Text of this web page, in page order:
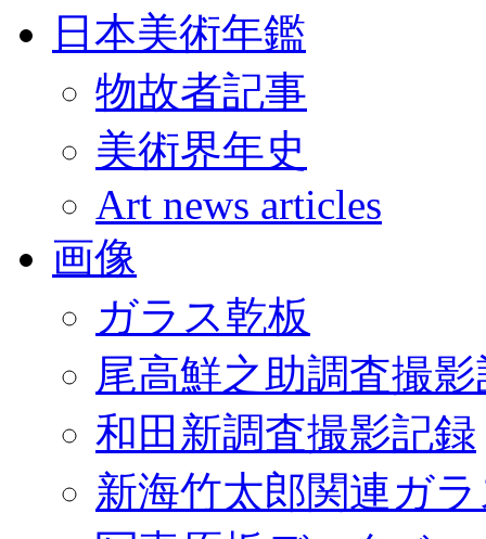
日本美術年鑑
物故者記事
美術界年史
Art news articles
画像
ガラス乾板
尾高鮮之助調査撮
和田新調査撮影記録
新海竹太郎関連ガ